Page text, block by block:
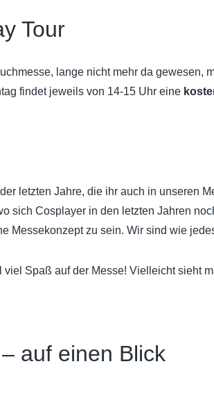
Tour
lange nicht mehr da
findet jeweils von 14-15 Uhr eine
letzten Jahre, die ihr auch in unseren
sich Cosplayer in den letzten Jahren
Messekonzept zu sein. Wir sind wie
Spaß auf der Messe! Vielleicht sieht
auf einen Blick